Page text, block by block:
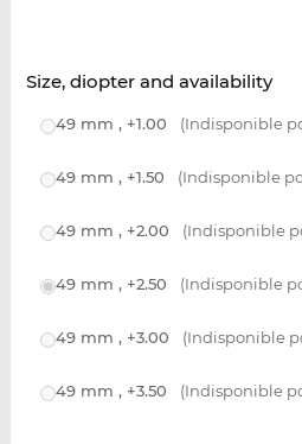
Size, diopter and availability
49 mm , +1.00 (Indisponible
49 mm , +1.50 (Indisponible
49 mm , +2.00 (Indisponible
49 mm , +2.50 (Indisponible
49 mm , +3.00 (Indisponible
49 mm , +3.50 (Indisponible